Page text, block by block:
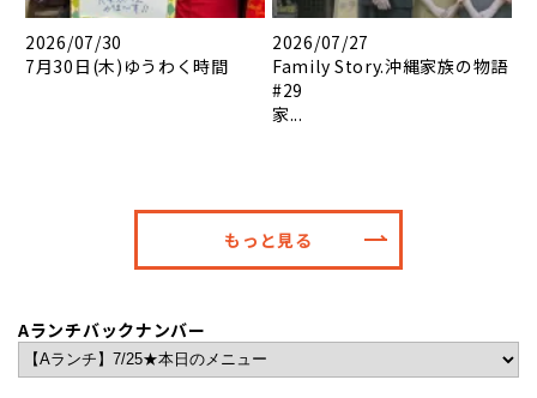
2026/07/30
7月30日(木)ゆうわく時間
2026/07/27
Family Story.沖縄家族の物語
#29
家...
もっと見る
Aランチバックナンバー